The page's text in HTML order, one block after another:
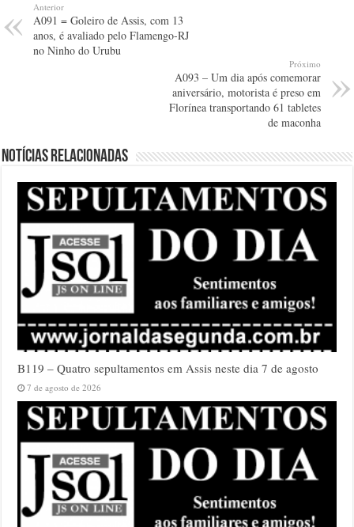
Anterior
A091 = Goleiro de Assis, com 13
anos, é avaliado pelo Flamengo-RJ
no Ninho do Urubu
Próximo
A093 – Um dia após comemorar
aniversário, motorista é preso em
Florínea transportando 61 tabletes
de maconha
Notícias relacionadas
B119 – Quatro sepultamentos em Assis neste dia 7 de agosto
7 de agosto de 2026